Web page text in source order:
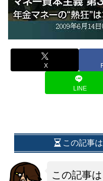
X
LINE
この記事は
この記事